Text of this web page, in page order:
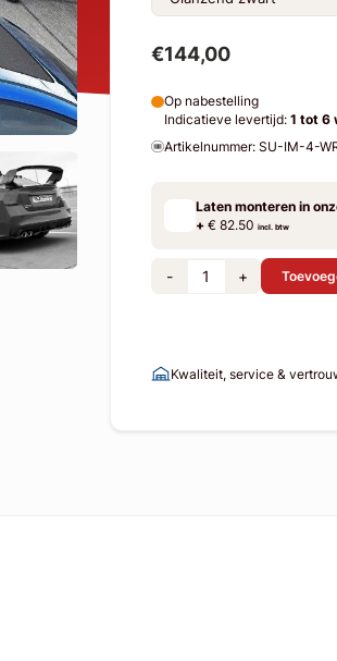
€144,00
Op nabestelling
Indicatieve levertijd: 1 tot 6
Artikelnummer: SU-IM-4-
Laten monteren in
+€ 82.50 incl. btw
- +
Kwaliteit, service &